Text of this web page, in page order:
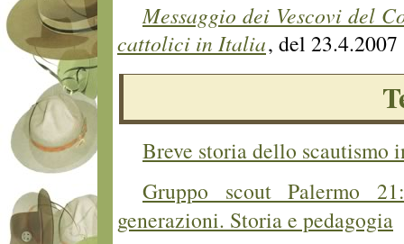
Messaggio dei Vescovi del
cattolici in Italia, del 23.4.2007
Breve storia dello scautismo
Gruppo scout Palermo
generazioni. Storia e pedagogia